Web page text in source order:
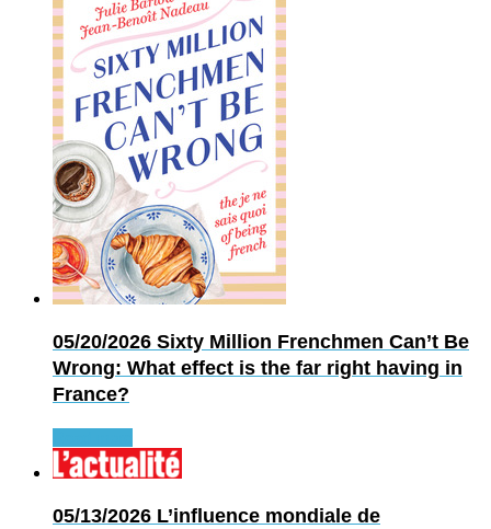
05/20/2026 Sixty Million Frenchmen Can’t Be
Wrong: What effect is the far right having in
France?
05/13/2026 L’influence mondiale de